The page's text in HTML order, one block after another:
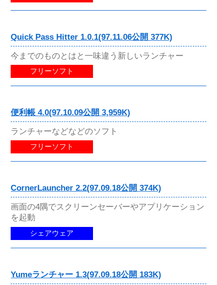
Quick Pass Hitter 1.0.1(97.11.06公開 377K)
今までのものとはと一味違う新しいランチャー
フリーソフト
便利帳 4.0(97.10.09公開 3,959K)
ランチャーなどなどのソフト
フリーソフト
CornerLauncher 2.2(97.09.18公開 374K)
画面の4隅でスクリーンセーバーやアプリケーション
を起動
シェアウェア
Yumeランチャー 1.3(97.09.18公開 183K)